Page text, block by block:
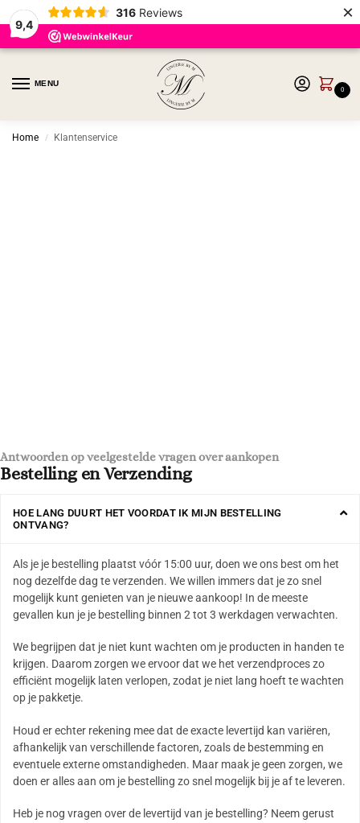
9,4
316 Reviews ×
MENU
0
Home / Klantenservice
Antwoorden op veelgestelde vragen over aankopen
Bestelling en Verzending
HOE LANG DUURT HET VOORDAT IK MIJN BESTELLING
ONTVANG?
Als je je bestelling plaatst vóór 15:00 uur, doen we ons best om het
nog dezelfde dag te verzenden. We willen immers dat je zo snel
mogelijk kunt genieten van je nieuwe aankoop! In de meeste
gevallen kun je je bestelling binnen 2 tot 3 werkdagen verwachten.
We begrijpen dat je niet kunt wachten om je producten in handen te
krijgen. Daarom zorgen we ervoor dat we het verzendproces zo
efficiënt mogelijk laten verlopen, zodat je niet lang hoeft te wachten
op je pakketje.
Houd er echter rekening mee dat de exacte levertijd kan variëren,
afhankelijk van verschillende factoren, zoals de bestemming en
eventuele externe omstandigheden. Maar maak je geen zorgen, we
doen er alles aan om je bestelling zo snel mogelijk bij je af te leveren.
Heb je nog vragen over de levertijd van je bestelling? Neem gerust